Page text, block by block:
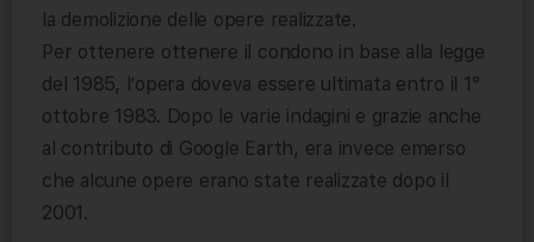
la demolizione delle opere realizzate.
Per ottenere ottenere il condono in base alla legge
del 1985, l’opera doveva essere ultimata entro il 1°
ottobre 1983. Dopo le varie indagini e grazie anche
al contributo di Google Earth, era invece emerso
che alcune opere erano state realizzate dopo il
2001.